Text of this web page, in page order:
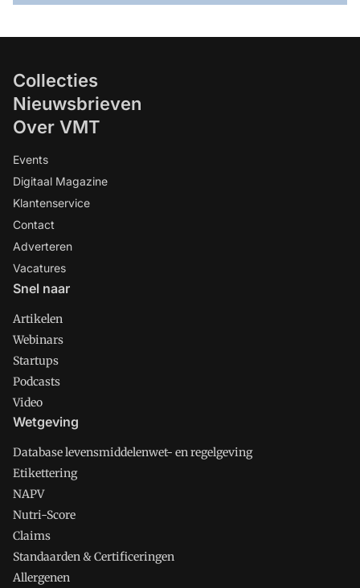
Collecties
Nieuwsbrieven
Over VMT
Events
Digitaal Magazine
Klantenservice
Contact
Adverteren
Vacatures
Snel naar
Artikelen
Webinars
Startups
Podcasts
Video
Wetgeving
Database levensmiddelenwet- en regelgeving
Etikettering
NAPV
Nutri-Score
Claims
Standaarden & Certificeringen
Allergenen